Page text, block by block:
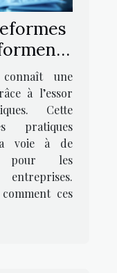
du
une
à l’essor
Cette
pratiques
voie à de
pour les
ces